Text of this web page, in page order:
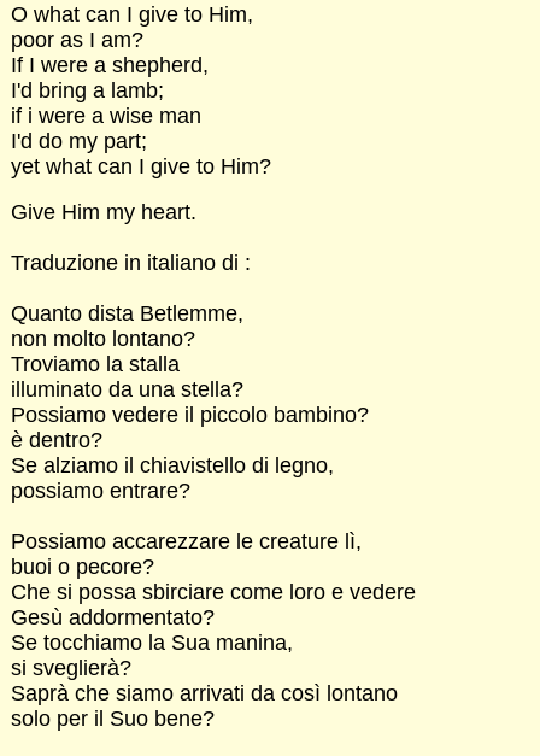
O what can I give to Him,
poor as I am?
If I were a shepherd,
I'd bring a lamb;
if i were a wise man
I'd do my part;
yet what can I give to Him?
Give Him my heart.
Traduzione in italiano di :
Quanto dista Betlemme,
non molto lontano?
Troviamo la stalla
illuminato da una stella?
Possiamo vedere il piccolo bambino?
è dentro?
Se alziamo il chiavistello di legno,
possiamo entrare?
Possiamo accarezzare le creature lì,
buoi o pecore?
Che si possa sbirciare come loro e vedere
Gesù addormentato?
Se tocchiamo la Sua manina,
si sveglierà?
Saprà che siamo arrivati da così lontano
solo per il Suo bene?